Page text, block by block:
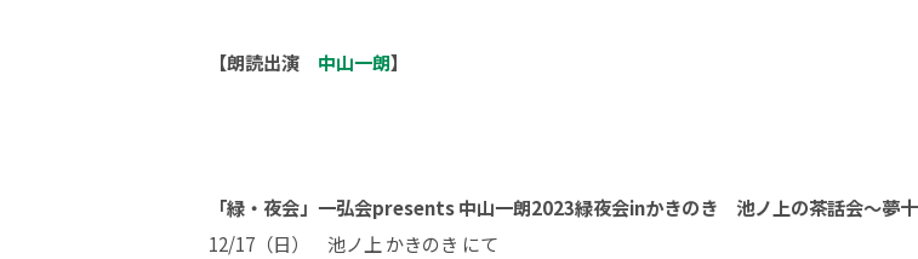
【朗読出演 中山一朗】
「緑・夜会」一弘会presents 中山一朗2023緑夜会inかきのき 池ノ上の茶話会～夢
12/17（日） 池ノ上 かきのき にて